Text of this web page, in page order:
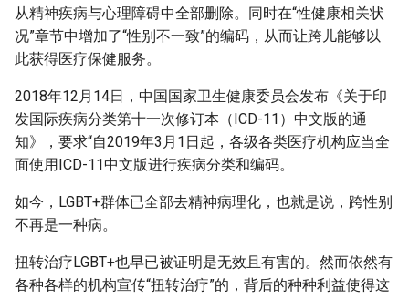
从精神疾病与心理障碍中全部删除。同时在“性健康相关状
况”章节中增加了“性别不一致”的编码，从而让跨儿能够以
此获得医疗保健服务。
2018年12月14日，中国国家卫生健康委员会发布《关于印
发国际疾病分类第十一次修订本（ICD-11）中文版的通
知》，要求“自2019年3月1日起，各级各类医疗机构应当全
面使用ICD-11中文版进行疾病分类和编码。
如今，LGBT+群体已全部去精神病理化，也就是说，跨性别
不再是一种病。
扭转治疗LGBT+也早已被证明是无效且有害的。然而依然有
各种各样的机构宣传“扭转治疗”的，背后的种种利益使得这